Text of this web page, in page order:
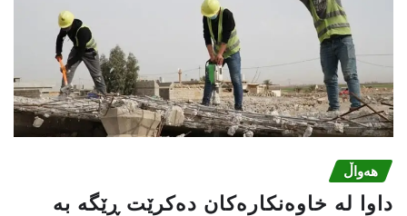
هەواڵ
داوا لە خاوەنکارەکان دەکرێت ڕێگە بە